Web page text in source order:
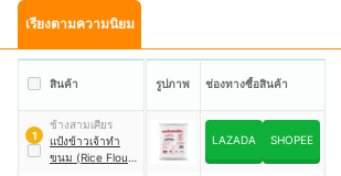
เรียงตามความนิยม
สินค้า รูปภาพ ช่องทางซื้อสินค้า
1
ช้างสามเศียร
แป้งข้าวเจ้าทำ
ขนม (Rice Flour)
LAZADA SHOPEE